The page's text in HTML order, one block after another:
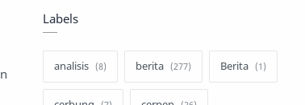
Labels
analisis berita Berita